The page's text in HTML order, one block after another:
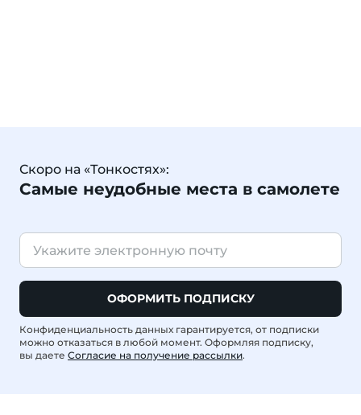
Скоро на «Тонкостях»:
Самые неудобные места в самолете
ОФОРМИТЬ ПОДПИСКУ
Конфиденциальность данных гарантируется, от подписки
можно отказаться в любой момент. Оформляя подписку,
вы даете Согласие на получение рассылки.